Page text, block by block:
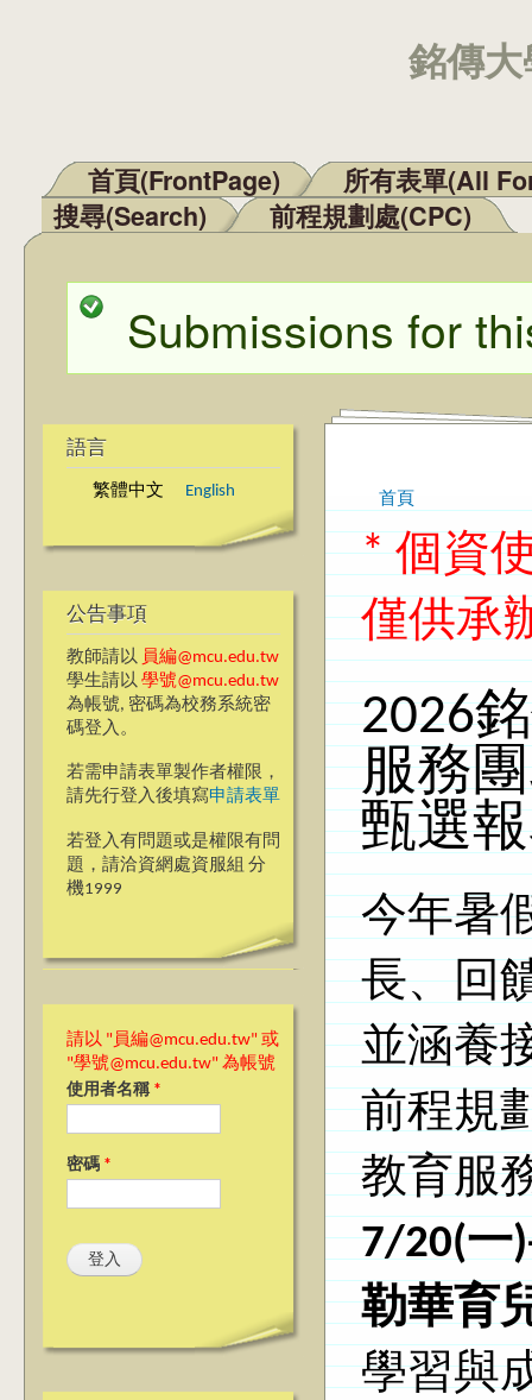
銘傳
主選單
首頁(FrontPage)
所有表單(All
搜尋(Search)
前程規劃處(CPC)
狀態訊息
Submissions for
語言
繁體中文 English
公告事項
教師請以 員編@mcu.edu.tw
學生請以 學號@mcu.edu.tw
為帳號, 密碼為校務系統密
碼登入。
若需申請表單製作者權限，
請先行登入後填寫申請表單
若登入有問題或是權限有問
題，請洽資網處資服組 分
機1999
請以 "員編@mcu.edu.tw" 或
"學號@mcu.edu.tw" 為帳號
使用者名稱 *
密碼 *
您在這裡
首頁
* 個資
僅供承
2026
服務
甄選
今年暑
長、回
並涵養
前程規
教育服
7/20(一
勒華育
學習與